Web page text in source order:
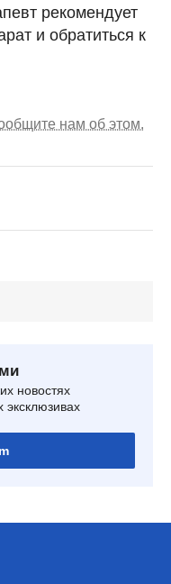
рекомендует
и обратиться к
нам об этом.
новостях
эксклюзивах